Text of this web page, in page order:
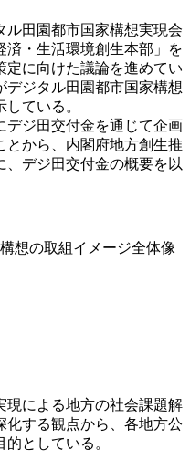
ル田園都市国家構想実現会
済・生活環境創生本部」を
定に向けた議論を進めてい
デジタル田園都市国家構想
ている。
ジ田交付金を通じて企画
とから、内閣府地方創生推
デジ田交付金の概要を以
想の取組イメージ全体像
による地方の社会課題解
化する観点から、各地方公
としている。